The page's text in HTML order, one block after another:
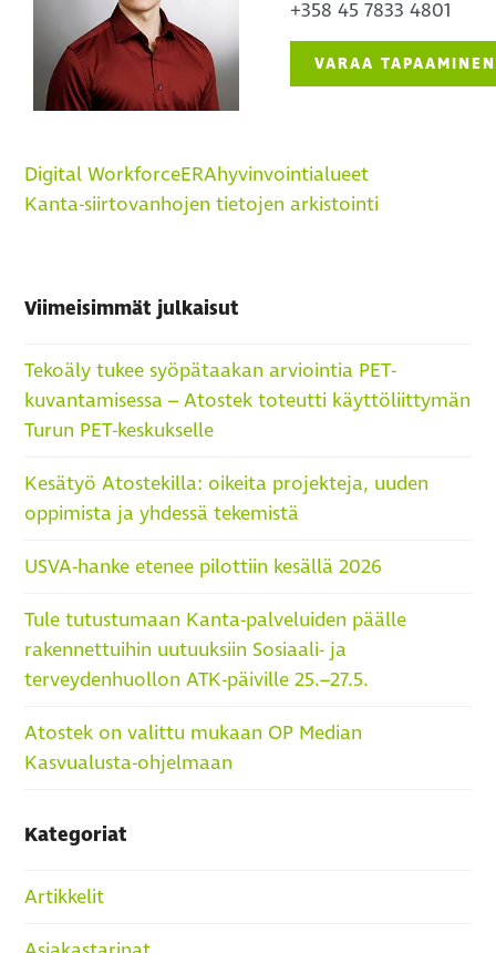
+358 45 7833 4801
VARAA TAPAAMINEN
Digital WorkforceERAhyvinvointialueet
Kanta-siirtovanhojen tietojen arkistointi
Viimeisimmät julkaisut
Tekoäly tukee syöpätaakan arviointia PET-
kuvantamisessa – Atostek toteutti käyttöliittymän
Turun PET-keskukselle
Kesätyö Atostekilla: oikeita projekteja, uuden
oppimista ja yhdessä tekemistä
USVA-hanke etenee pilottiin kesällä 2026
Tule tutustumaan Kanta-palveluiden päälle
rakennettuihin uutuuksiin Sosiaali- ja
terveydenhuollon ATK-päiville 25.–27.5.
Atostek on valittu mukaan OP Median
Kasvualusta-ohjelmaan
Kategoriat
Artikkelit